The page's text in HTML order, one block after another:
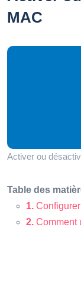
MAC
Activer ou
Table des
1.
2. Comment